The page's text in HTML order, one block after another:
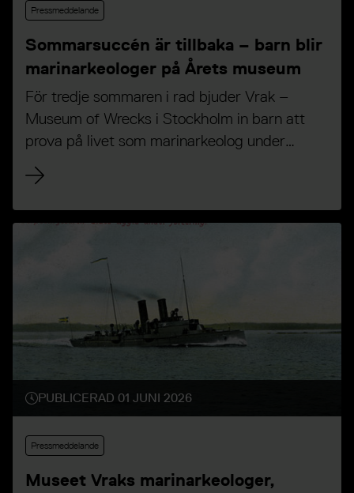
Pressmeddelande
Sommarsuccén är tillbaka – barn blir
marinarkeologer på Årets museum
För tredje sommaren i rad bjuder Vrak –
Museum of Wrecks i Stockholm in barn att
prova på livet som marinarkeolog under
sommarlovet. Genom lekfulla och lärorika
aktiviteter får deltagarna utforska Östersjöns
vrak, historia och kulturarv – samtidigt som
museet vill ge fler familjer möjlighet till en
PUBLICERAD 01 JUNI 2026
Pressmeddelande
Museet Vraks marinarkeologer,